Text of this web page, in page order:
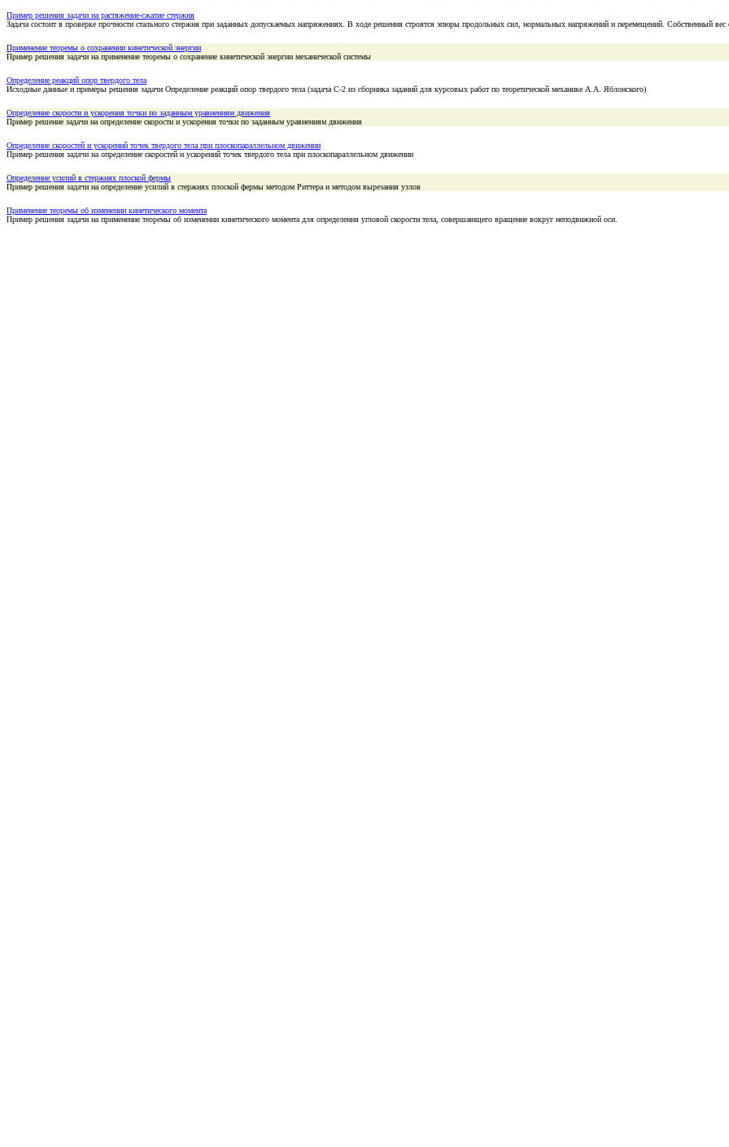
Пример решения задачи на растяжение-сжатие стержня
Задача состоит в проверке прочности стального стержня при заданных допускаемых напряжениях. В ходе решения строятся эпюры продольных сил, нормальных напряжений и перемещений. Собственный вес
Применение теоремы о сохранении кинетической энергии
Пример решения задачи на применение теоремы о сохранение кинетической энергии механической системы
Определение реакций опор твердого тела
Исходные данные и примеры решения задачи Определение реакций опор твердого тела (задача С-2 из cборника заданий для курсовых работ по теоретической механике А.А. Яблонского)
Определение скорости и ускорения точки по заданным уравнениям движения
Пример решение задачи на определение скорости и ускорения точки по заданным уравнениям движения
Определение скоростей и ускорений точек твердого тела при плоскопараллельном движении
Пример решения задачи на определение скоростей и ускорений точек твердого тела при плоскопараллельном движении
Определение усилий в стержнях плоской фермы
Пример решения задачи на определение усилий в стержнях плоской фермы методом Риттера и методом вырезания узлов
Применение теоремы об изменении кинетического момента
Пример решения задачи на применение теоремы об изменении кинетического момента для определения угловой скорости тела, совершающего вращение вокруг неподвижной оси.